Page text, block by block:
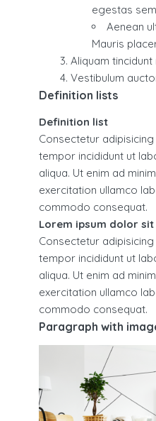
egestas
Aenean
Mauris
Aliquam
Vestibulum
Definition lists
Definition list
Consectetur
tempor incididunt ut
aliqua. Ut enim ad
exercitation ullamco
commodo consequat.
Lorem ipsum dolor
Consectetur
tempor incididunt ut
aliqua. Ut enim ad
exercitation ullamco
commodo consequat.
Paragraph with